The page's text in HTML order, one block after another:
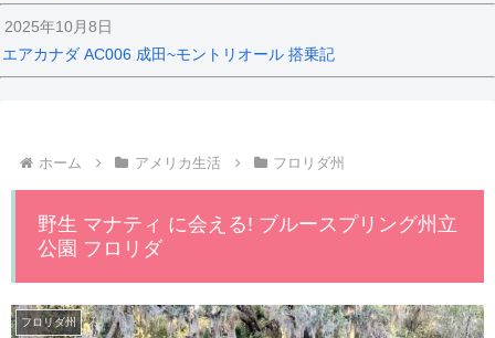
2025年10月8日
エアカナダ AC006 成田~モントリオール 搭乗記
ホーム アメリカ生活 フロリダ州
野生 マナティ に会える! ブルースプリング州立
公園 フロリダ
フロリダ州